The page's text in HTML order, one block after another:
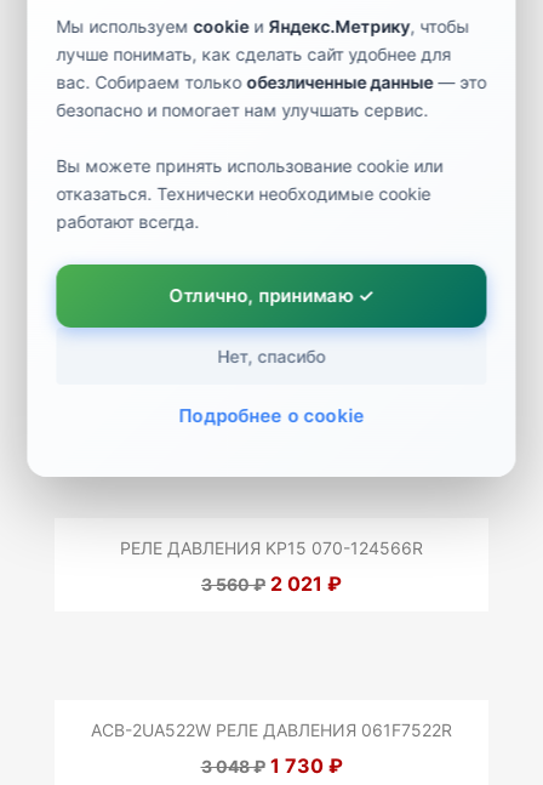
3 048 ₽ 1 730 ₽
РЕЛЕ ДАВЛЕНИЯ KP16 060-134366R
ACB-2UB162W РЕЛЕ ДАВЛЕНИЯ 061F6091R
РЕЛЕ ДАВЛЕНИЯ KP15 070-124566R
3 560 ₽ 2 021 ₽
ACB-2UA522W РЕЛЕ ДАВЛЕНИЯ 061F7522R
3 048 ₽ 1 730 ₽
Мы используемcookieи Яндекс.Метрику, чтобы
лучше понимать, как сделать сайт удобнее для
вас. Собираем толькообезличенные данные— это
безопасно и помогает нам улучшать сервис.
Вы можете принять использование cookie или
отказаться. Технически необходимые cookie
работают всегда.
Отлично, принимаю ✓
Нет, спасибо
Подробнее о cookie